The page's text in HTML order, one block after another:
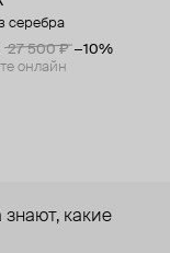
серебра
27 500 ₽ −10%
онлайн
какие